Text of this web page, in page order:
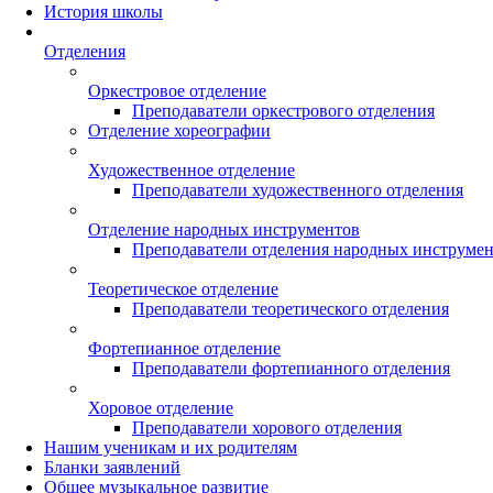
История школы
Отделения
Оркестровое отделение
Преподаватели оркестрового отделения
Отделение хореографии
Художественное отделение
Преподаватели художественного отделения
Отделение народных инструментов
Преподаватели отделения народных
Теоретическое отделение
Преподаватели теоретического отделения
Фортепианное отделение
Преподаватели фортепианного отделения
Хоровое отделение
Преподаватели хорового отделения
Нашим ученикам и их родителям
Бланки заявлений
Общее музыкальное развитие